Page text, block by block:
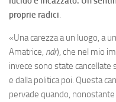
proprie radici.
«Una carezza a un luogo, a
Amatrice, ndr), che nel mio
invece sono state
e dalla politica poi. Questa
pervade quando, nonostante